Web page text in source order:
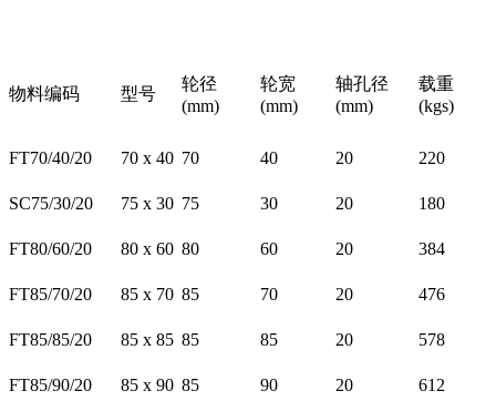
物料编码 型号
轮径
(mm)
轮宽
(mm)
轴孔径
(mm)
载重
(kgs)
FT70/40/20 70 x 40 70 40 20 220
SC75/30/20 75 x 30 75 30 20 180
FT80/60/20 80 x 60 80 60 20 384
FT85/70/20 85 x 70 85 70 20 476
FT85/85/20 85 x 85 85 85 20 578
FT85/90/20 85 x 90 85 90 20 612